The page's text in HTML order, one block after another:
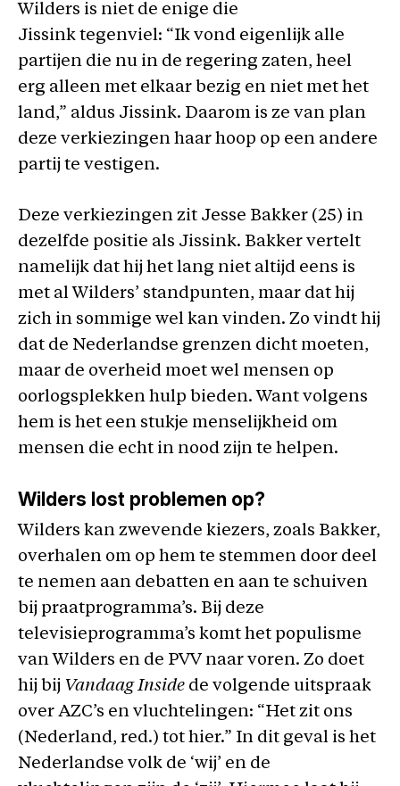
Wilders is niet de enige die
Jissink tegenviel: “Ik vond eigenlijk alle
partijen die nu in de regering zaten, heel
erg alleen met elkaar bezig en niet met het
land,” aldus Jissink. Daarom is ze van plan
deze verkiezingen haar hoop op een andere
partij te vestigen.
Deze verkiezingen zit Jesse Bakker (25) in
dezelfde positie als Jissink. Bakker vertelt
namelijk dat hij het lang niet altijd eens is
met al Wilders’ standpunten, maar dat hij
zich in sommige wel kan vinden. Zo vindt hij
dat de Nederlandse grenzen dicht moeten,
maar de overheid moet wel mensen op
oorlogsplekken hulp bieden. Want volgens
hem is het een stukje menselijkheid om
mensen die echt in nood zijn te helpen.
Wilders lost problemen op?
Wilders kan zwevende kiezers, zoals Bakker,
overhalen om op hem te stemmen door deel
te nemen aan debatten en aan te schuiven
bij praatprogramma’s. Bij deze
televisieprogramma’s komt het populisme
van Wilders en de PVV naar voren. Zo doet
hij bij Vandaag Inside de volgende uitspraak
over AZC’s en vluchtelingen: “Het zit ons
(Nederland, red.) tot hier.” In dit geval is het
Nederlandse volk de ‘wij’ en de